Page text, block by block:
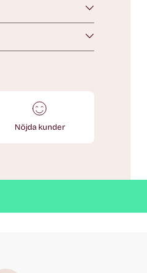
Nöjda kunder